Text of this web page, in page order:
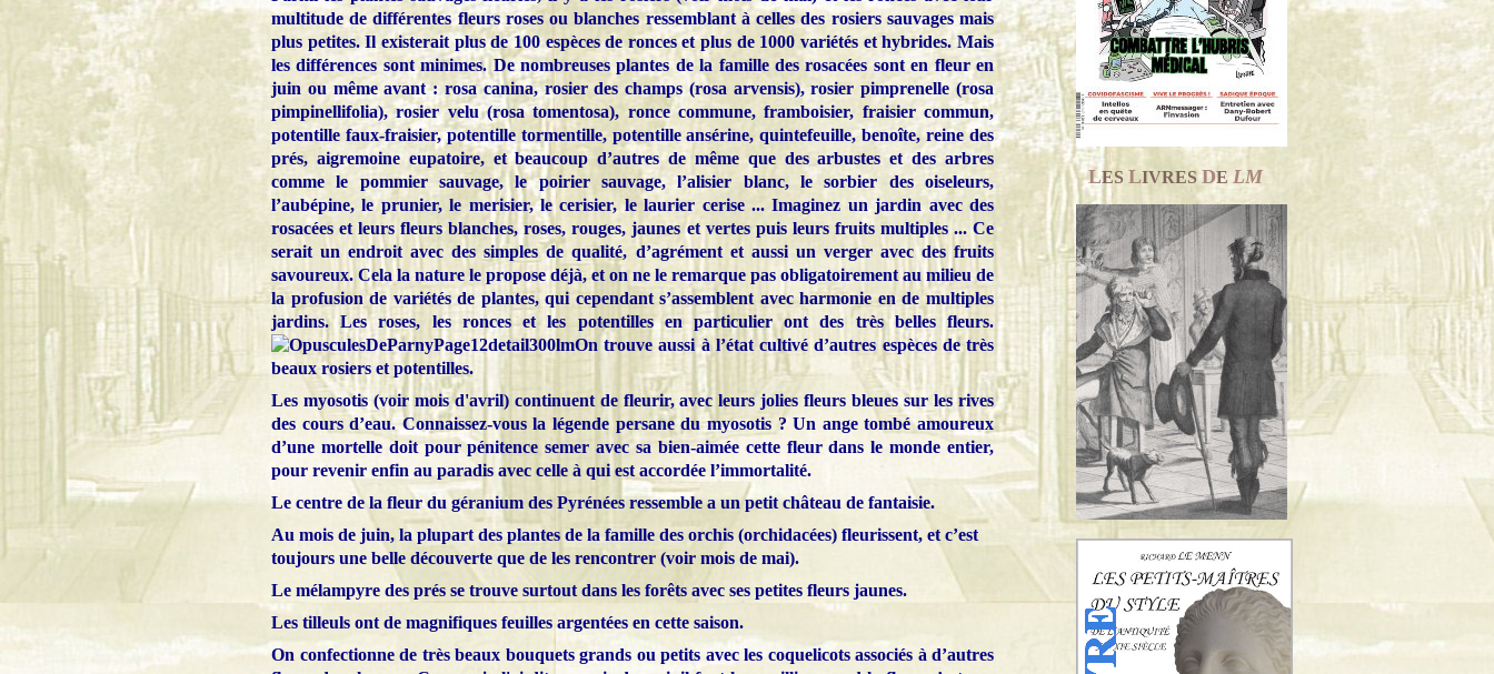
multitude de différentes fleurs roses ou blanches ressemblant à celles des rosiers sauvages mais
plus petites. Il existerait plus de 100 espèces de ronces et plus de 1000 variétés et hybrides. Mais
les différences sont minimes. De nombreuses plantes de la famille des rosacées sont en fleur en
juin ou même avant : rosa canina, rosier des champs (rosa arvensis), rosier pimprenelle (rosa
pimpinellifolia), rosier velu (rosa tomentosa), ronce commune, framboisier, fraisier commun,
potentille faux-fraisier, potentille tormentille, potentille ansérine, quintefeuille, benoîte, reine des
prés, aigremoine eupatoire, et beaucoup d’autres de même que des arbustes et des arbres
comme le pommier sauvage, le poirier sauvage, l’alisier blanc, le sorbier des oiseleurs,
l’aubépine, le prunier, le merisier, le cerisier, le laurier cerise ... Imaginez un jardin avec des
rosacées et leurs fleurs blanches, roses, rouges, jaunes et vertes puis leurs fruits multiples ... Ce
serait un endroit avec des simples de qualité, d’agrément et aussi un verger avec des fruits
savoureux. Cela la nature le propose déjà, et on ne le remarque pas obligatoirement au milieu de
la profusion de variétés de plantes, qui cependant s’assemblent avec harmonie en de multiples
jardins. Les roses, les ronces et les potentilles en particulier ont des très belles fleurs.
On trouve aussi à l’état cultivé d’autres espèces de très
beaux rosiers et potentilles.
Les myosotis (voir mois d'avril) continuent de fleurir, avec leurs jolies fleurs bleues sur les rives
des cours d’eau. Connaissez-vous la légende persane du myosotis ? Un ange tombé amoureux
d’une mortelle doit pour pénitence semer avec sa bien-aimée cette fleur dans le monde entier,
pour revenir enfin au paradis avec celle à qui est accordée l’immortalité.
Le centre de la fleur du géranium des Pyrénées ressemble a un petit château de fantaisie.
Au mois de juin, la plupart des plantes de la famille des orchis (orchidacées) fleurissent, et c’est
toujours une belle découverte que de les rencontrer (voir mois de mai).
Le mélampyre des prés se trouve surtout dans les forêts avec ses petites fleurs jaunes.
Les tilleuls ont de magnifiques feuilles argentées en cette saison.
On confectionne de très beaux bouquets grands ou petits avec les coquelicots associés à d’autres
LES LIVRESDE LM